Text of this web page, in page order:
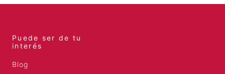
Puede ser de tu
interés
Blog